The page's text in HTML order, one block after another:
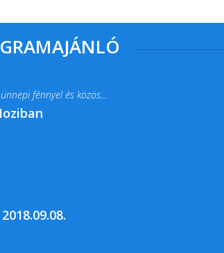
fénnyel és közös...
és...